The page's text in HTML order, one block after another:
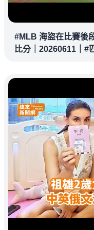
#MLB 海盜在比賽後
比分｜20260611｜#